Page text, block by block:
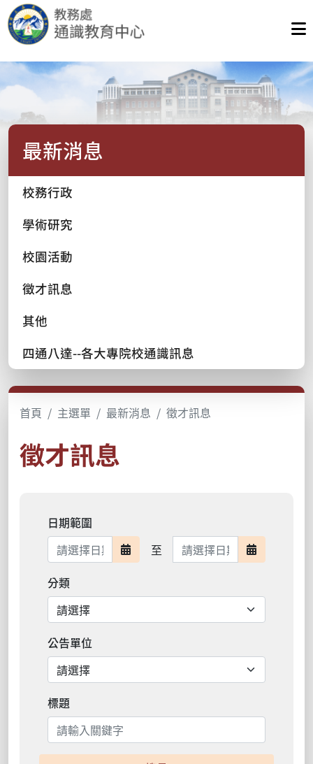
最新消息
校務行政
學術研究
校園活動
徵才訊息
其他
四通八達--各大專院校通識訊息
首頁 主選單 最新消息 徵才訊息
徵才訊息
日期範圍
日期範圍開始
至 日期範圍結束 日期範圍
分類
公告單位
標題
搜尋